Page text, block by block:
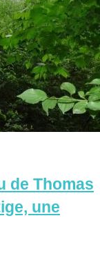
de Thomas
une